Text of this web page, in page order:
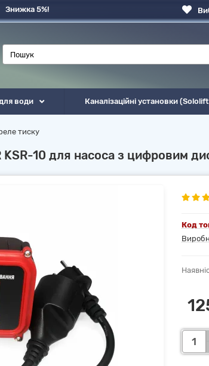
Знижка 5%!
води Каналізаційні установки
тиску
KSR-10 для насоса з цифровим
Код